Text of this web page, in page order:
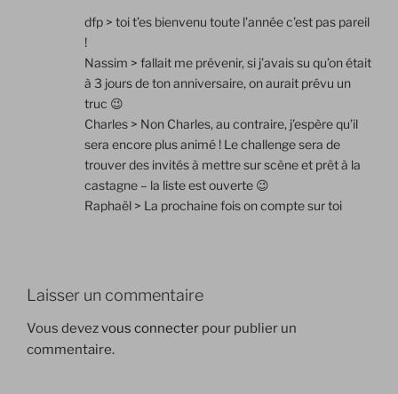
dfp > toi t’es bienvenu toute l’année c’est pas pareil
!
Nassim > fallait me prévenir, si j’avais su qu’on était
à 3 jours de ton anniversaire, on aurait prévu un
truc 😉
Charles > Non Charles, au contraire, j’espère qu’il
sera encore plus animé ! Le challenge sera de
trouver des invités à mettre sur scène et prêt à la
castagne – la liste est ouverte 😉
Raphaël > La prochaine fois on compte sur toi
Laisser un commentaire
Vous devezvous connecter pour publier un
commentaire.